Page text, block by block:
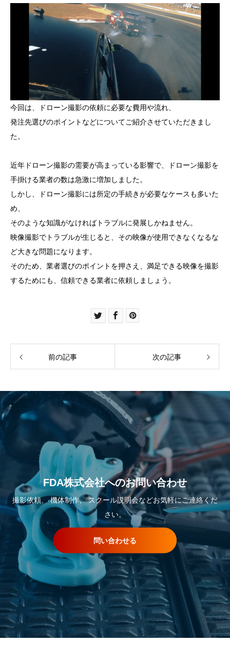
今回は、ドローン撮影の依頼に必要な費用や流れ、
発注先選びのポイントなどについてご紹介させていただきまし
た。
近年ドローン撮影の需要が高まっている影響で、ドローン撮影を
手掛ける業者の数は急激に増加しました。
しかし、ドローン撮影には所定の手続きが必要なケースも多いた
め、
そのような知識がなければトラブルに発展しかねません。
映像撮影でトラブルが生じると、その映像が使用できなくなるな
ど大きな問題になります。
そのため、業者選びのポイントを押さえ、満足できる映像を撮影
するためにも、信頼できる業者に依頼しましょう。
前の記事 次の記事
FDA株式会社へのお問い合わせ
撮影依頼、 機体制作、 スクール説明会などお気軽にご連絡くだ
さい。
問い合わせる